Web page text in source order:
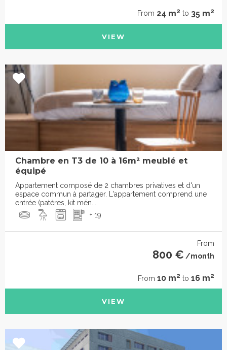
From 24 m2 to 35 m2
VIEW
Chambre en T3 de 10 à 16m² meublé et
équipé
Appartement composé de 2 chambres privatives et d'un
espace commun à partager. L'appartement comprend une
entrée (patères, kit mén...
+ 19
From
800 € /month
From 10 m2 to 16 m2
VIEW